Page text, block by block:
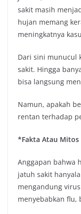
sakit masih
hujan memang
meningkatnya
Dari sini munucul
sakit. Hingga
bisa langsung
Namun, apakah
rentan terhadap
*Fakta Atau
Anggapan bahwa
jatuh sakit
mengandung
menyebabkan flu,